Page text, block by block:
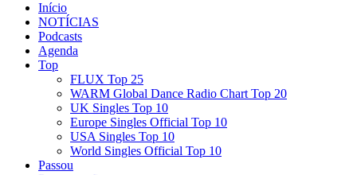
Início
NOTÍCIAS
Podcasts
Agenda
Top
FLUX Top 25
WARM Global Dance Radio Chart Top 20
UK Singles Top 10
Europe Singles Official Top 10
USA Singles Top 10
World Singles Official Top 10
Passou